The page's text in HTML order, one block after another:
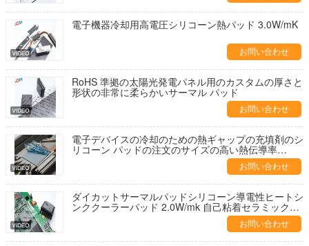
電子機器冷却用高電圧シリコーン熱パッド 3.0W/mK
お問い合わせ
RoHS 準拠の太陽光発電パネル用のカスタムの厚さと
形状の非常に柔らかいサーマル パッド
お問い合わせ
電子デバイスの冷却のための熱ギャップの充填剤のシ
リコーン パッドの注文のサイズの高い熱伝導率
お問い合わせ
ダイカットサーマルパッドシリコーン導電性ヒートシ
ンククーラーパッド 2.0W/mk 自己粘着セラミック充
お問い合わせ